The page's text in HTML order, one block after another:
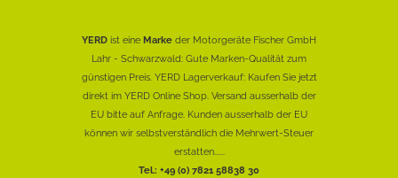
YERD ist eine Marke der Motorgeräte Fischer GmbH
Lahr - Schwarzwald: Gute Marken-Qualität zum
günstigen Preis. YERD Lagerverkauf: Kaufen Sie jetzt
direkt im YERD Online Shop. Versand ausserhalb der
EU bitte auf Anfrage. Kunden ausserhalb der EU
können wir selbstverständlich die Mehrwert-Steuer
erstatten......
Tel.: +49 (0) 7821 58838 30